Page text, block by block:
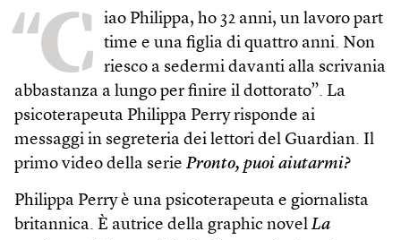
“C
iao Philippa, ho 32 anni, un lavoro part
time e una figlia di quattro anni. Non
riesco a sedermi davanti alla scrivania
abbastanza a lungo per finire il dottorato”. La
psicoterapeuta Philippa Perry risponde ai
messaggi in segreteria dei lettori del Guardian. Il
primo video della serie Pronto, puoi aiutarmi?
Philippa Perry è una psicoterapeuta e giornalista
britannica. È autrice della graphic novel La